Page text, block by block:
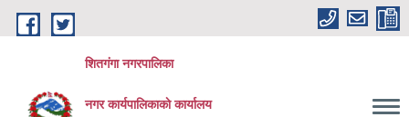
Skip to main content
शितगंगा नगरपालिका
नगर कार्यपालिकाकाे कार्यालय